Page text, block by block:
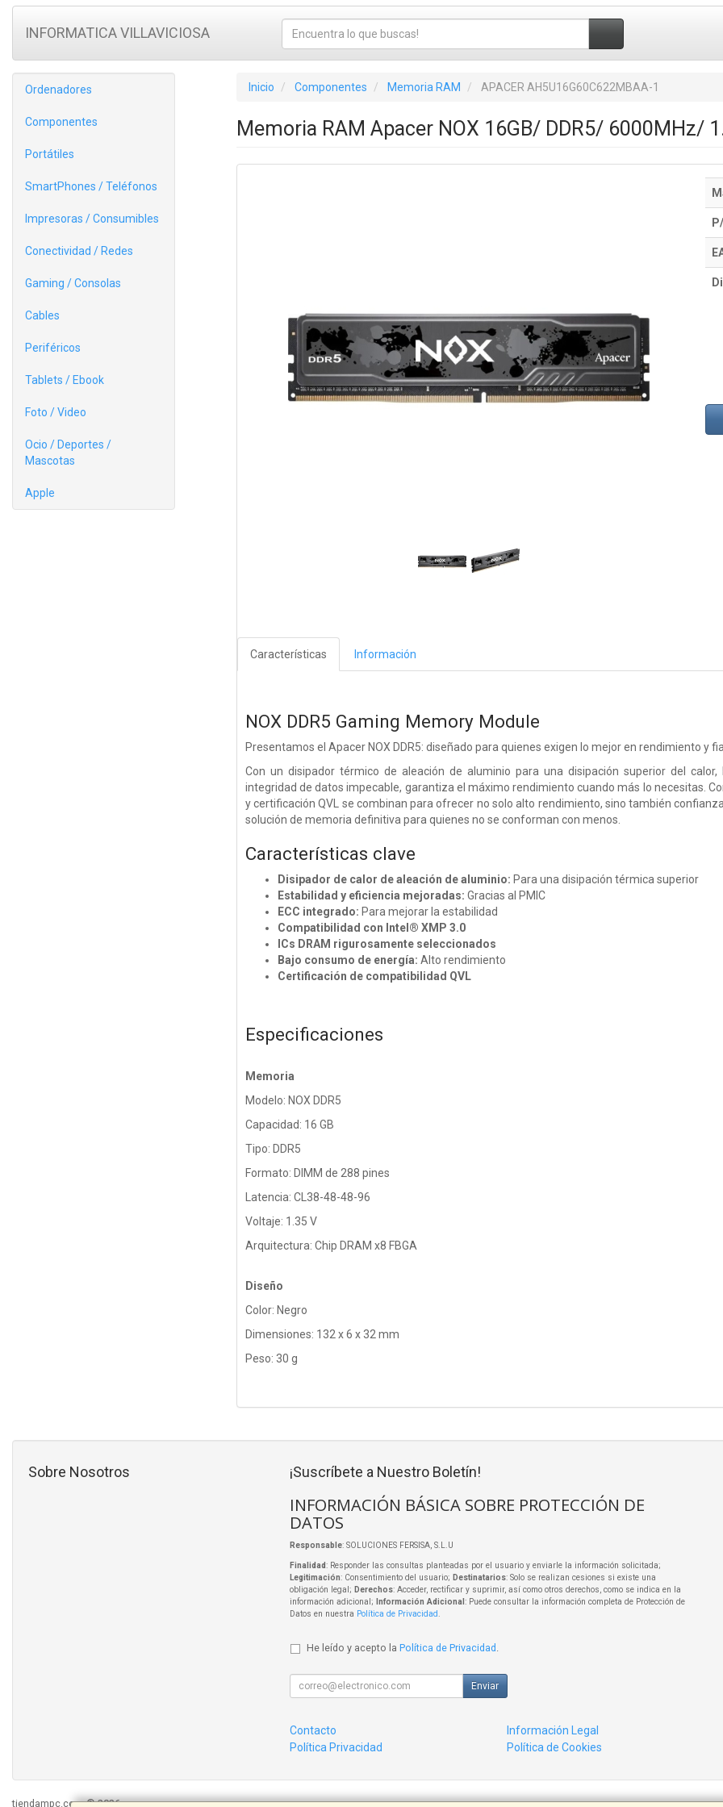
INFORMATICA VILLAVICIOSA
Ordenadores
Componentes
Portátiles
SmartPhones / Teléfonos
Impresoras / Consumibles
Conectividad / Redes
Gaming / Consolas
Cables
Periféricos
Tablets / Ebook
Foto / Video
Ocio / Deportes /
Mascotas
Apple
Inicio Componentes Memoria RAM APACER AH5U16G60C622MBAA-1
Memoria RAM Apacer NOX 16GB/ DDR5/ 6000MHz/
Características Información
NOX DDR5 Gaming Memory Module
Presentamos el Apacer NOX DDR5: diseñado para quienes exigen lo mejor en rendimiento y
Con un disipador térmico de aleación de aluminio para una disipación superior del
integridad de datos impecable, garantiza el máximo rendimiento cuando más lo necesitas.
y certificación QVL se combinan para ofrecer no solo alto rendimiento, sino también
solución de memoria definitiva para quienes no se conforman con menos.
Características clave
Disipador de calor de aleación de aluminio: Para una disipación térmica superior
Estabilidad y eficiencia mejoradas: Gracias al PMIC
ECC integrado: Para mejorar la estabilidad
Compatibilidad con Intel® XMP 3.0
ICs DRAM rigurosamente seleccionados
Bajo consumo de energía: Alto rendimiento
Certificación de compatibilidad QVL
Especificaciones
Memoria
Modelo: NOX DDR5
Capacidad: 16 GB
Tipo: DDR5
Formato: DIMM de 288 pines
Latencia: CL38-48-48-96
Voltaje: 1.35 V
Arquitectura: Chip DRAM x8 FBGA
Diseño
Color: Negro
Dimensiones: 132 x 6 x 32 mm
Peso: 30 g
Sobre Nosotros ¡Suscríbete a Nuestro Boletín!
INFORMACIÓN BÁSICA SOBRE PROTECCIÓN DE
DATOS
Responsable: SOLUCIONES FERSISA, S.L.U
Finalidad: Responder las consultas planteadas por el usuario y enviarle la información solicitada;
Legitimación: Consentimiento del usuario; Destinatarios: Solo se realizan cesiones si existe una
obligación legal; Derechos: Acceder, rectificar y suprimir, así como otros derechos, como se indica en la
información adicional;
Información Adicional : Puede consultar la información completa de Protección de
Datos en nuestra Política de Privacidad .
He leído y acepto la Política de Privacidad .
Enviar
Contacto
Información Legal
Política Privacidad
Política de Cookies
tiendampc.com © 2026